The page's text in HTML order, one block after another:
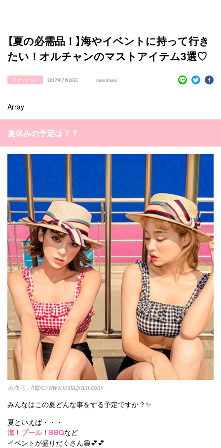
利用規約
プライバシーポリシー
お問い合わせ
オルチャンメイク twice 人気 アイドル
韓国ドラマ カフェ かわいい
【夏の必需品！】海やイベントに持って行き
たい！オルチャンのマストアイテム3選♡
ファッション 2017年7月28日 manimani
Array
夏休みの予定は？？
https://www.instagram.com/
みんなはこの夏どんな事をする予定ですか？✨
夏といえば・・・
海 ！ プール！ BBQなど
イベントが盛りだくさん😆💕💕